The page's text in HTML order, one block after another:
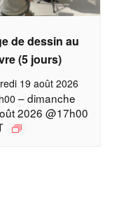
de dessin au
(5 jours)
19 août 2026
–dimanche
2026 @17h00